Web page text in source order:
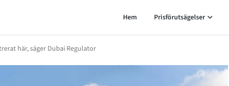
Hem Prisförutsägelser
här, säger Dubai Regulator